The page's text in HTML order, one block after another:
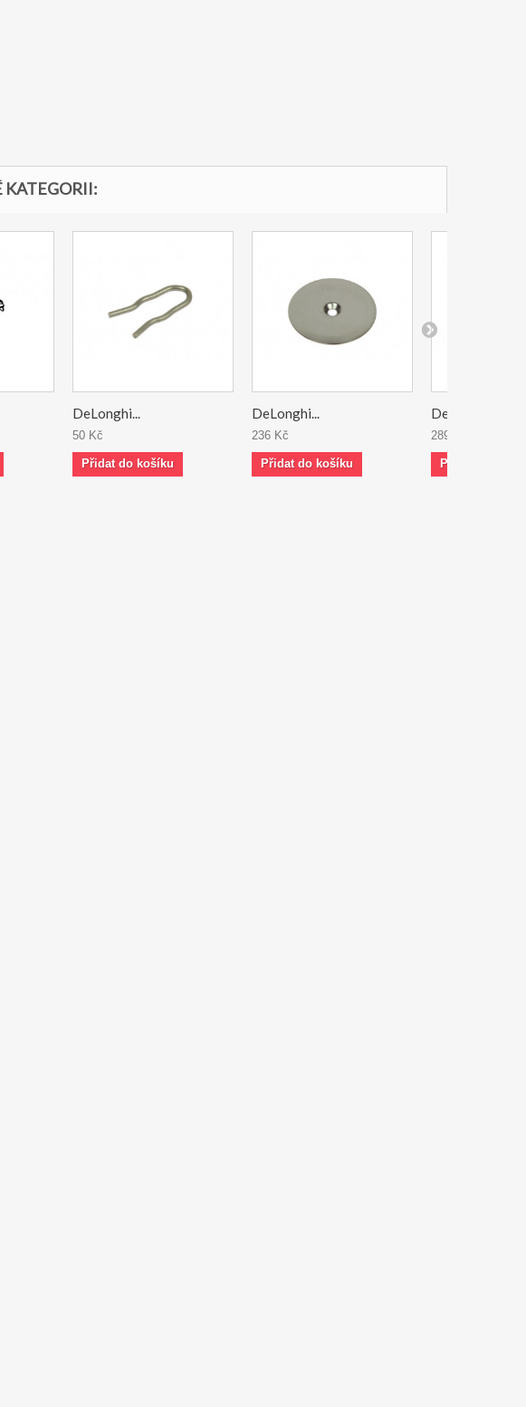
KATEGORII:
DeLonghi...
50 Kč
Přidat do košíku
DeLonghi...
236 Kč
Přidat do košíku
DeLonghi...
289 Kč
Přidat do